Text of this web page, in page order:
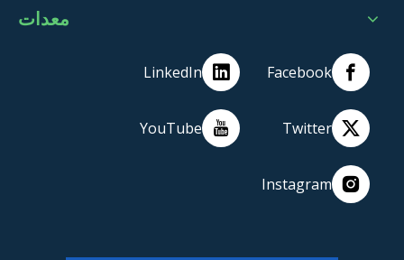
معدات
Facebook
LinkedIn
Twitter
YouTube
Instagram